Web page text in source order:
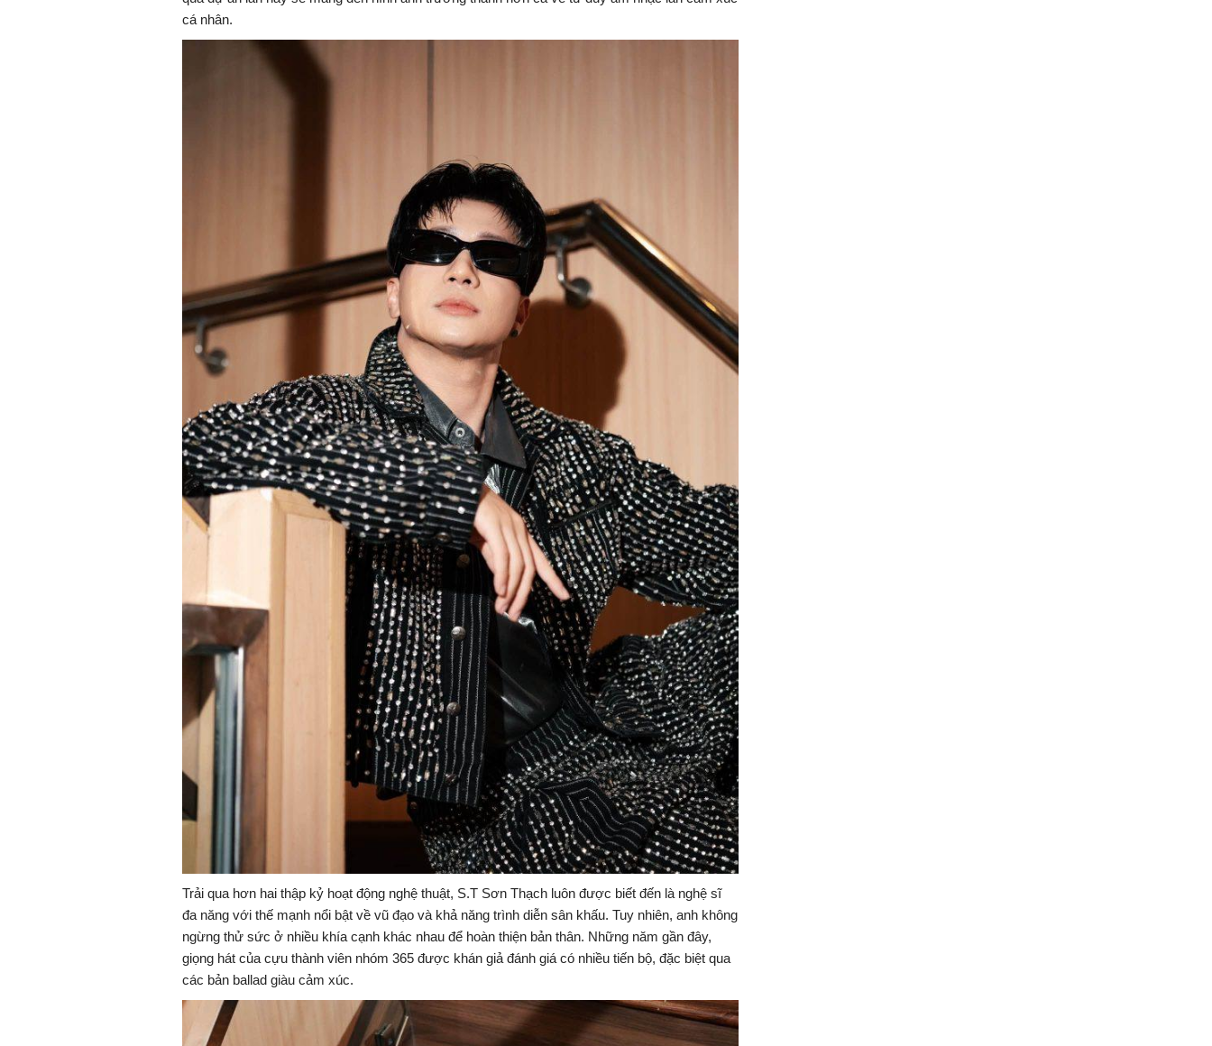
cá nhân.
Trải qua hơn hai thập kỷ hoạt động nghệ thuật, S.T Sơn Thạch luôn được biết đến là nghệ sĩ
đa năng với thế mạnh nổi bật về vũ đạo và khả năng trình diễn sân khấu. Tuy nhiên, anh không
ngừng thử sức ở nhiều khía cạnh khác nhau để hoàn thiện bản thân. Những năm gần đây,
giọng hát của cựu thành viên nhóm 365 được khán giả đánh giá có nhiều tiến bộ, đặc biệt qua
các bản ballad giàu cảm xúc.